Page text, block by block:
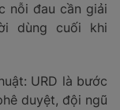
nỗi đau cần giải
dùng cuối khi
URD là bước
duyệt, đội ngũ